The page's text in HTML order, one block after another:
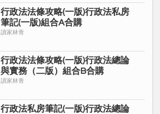
行政法法條攻略(一版)行政法私房
筆記(一版)組合A合購
讀家林青
行政法法條攻略(一版)行政法總論
與實務（二版）組合B合購
讀家林青
行政法私房筆記(一版)行政法總論